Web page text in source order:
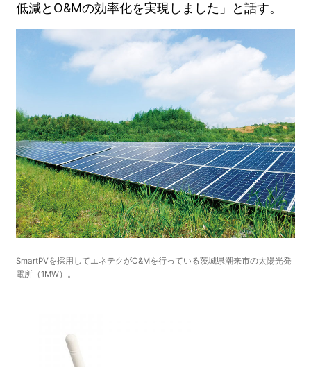
低減とO&Mの効率化を実現しました」と話す。
SmartPVを採用してエネテクがO&Mを行っている茨城県潮来市の太陽光発
電所（1MW）。